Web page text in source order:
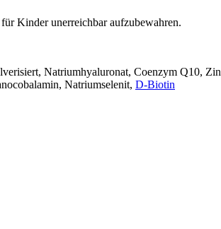
Kinder unerreichbar aufzubewahren.
Natriumhyaluronat, Coenzym Q10,
Natriumselenit, D‑Biotin